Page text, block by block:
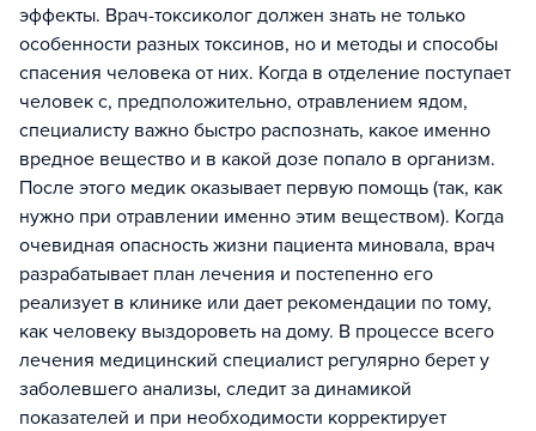
эффекты. Врач-токсиколог должен знать не только
особенности разных токсинов, но и методы и способы
спасения человека от них. Когда в отделение поступает
человек с, предположительно, отравлением ядом,
специалисту важно быстро распознать, какое именно
вредное вещество и в какой дозе попало в организм.
После этого медик оказывает первую помощь (так, как
нужно при отравлении именно этим веществом). Когда
очевидная опасность жизни пациента миновала, врач
разрабатывает план лечения и постепенно его
реализует в клинике или дает рекомендации по тому,
как человеку выздороветь на дому. В процессе всего
лечения медицинский специалист регулярно берет у
заболевшего анализы, следит за динамикой
показателей и при необходимости корректирует